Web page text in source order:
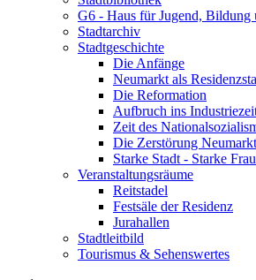
G6 - Haus für Jugend,
Stadtarchiv
Stadtgeschichte
Die Anfänge
Neumarkt als
Die Reformation
Aufbruch ins
Zeit des
Die Zerstörung
Starke Stadt - Starke
Veranstaltungsräume
Reitstadel
Festsäle der Residenz
Jurahallen
Stadtleitbild
Tourismus & Sehenswertes